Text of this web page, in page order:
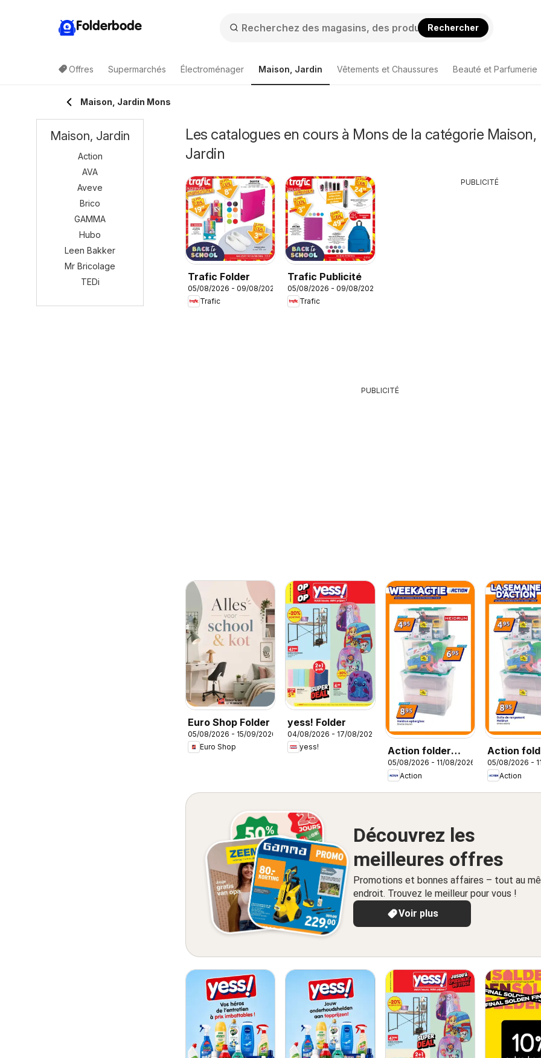
Folderbode Rechercher
Offres Supermarchés Électroménager Maison, Jardin Vêtements et Chaussures Beauté et Parfumerie
Maison, Jardin Mons
Les catalogues en cours à Mons de la catégorie Maison,
Jardin
Trafic Folder
05/08/2026 - 09/08/2026
Trafic
Trafic Publicité
05/08/2026 - 09/08/2026
Trafic
PUBLICITÉ
PUBLICITÉ
Euro Shop Folder
05/08/2026 - 15/09/2026
Euro Shop
yess! Folder
04/08/2026 - 17/08/2026
yess!
Action folder
week 32
05/08/2026 - 11/08/2026
Action
Action
semaine
05/08/2026 -
Action
Découvrez les
meilleures offres
Promotions et bonnes affaires – tout au
endroit. Trouvez le meilleur pour vous !
Voir plus
Maison, Jardin
Action
AVA
Aveve
Brico
GAMMA
Hubo
Leen Bakker
Mr Bricolage
TEDi